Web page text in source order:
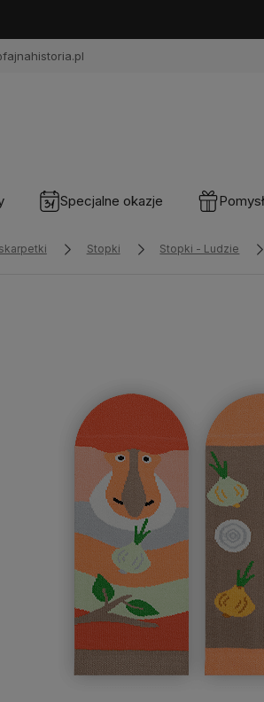
Specjalne okazje
Stopki Stopki - Ludzie